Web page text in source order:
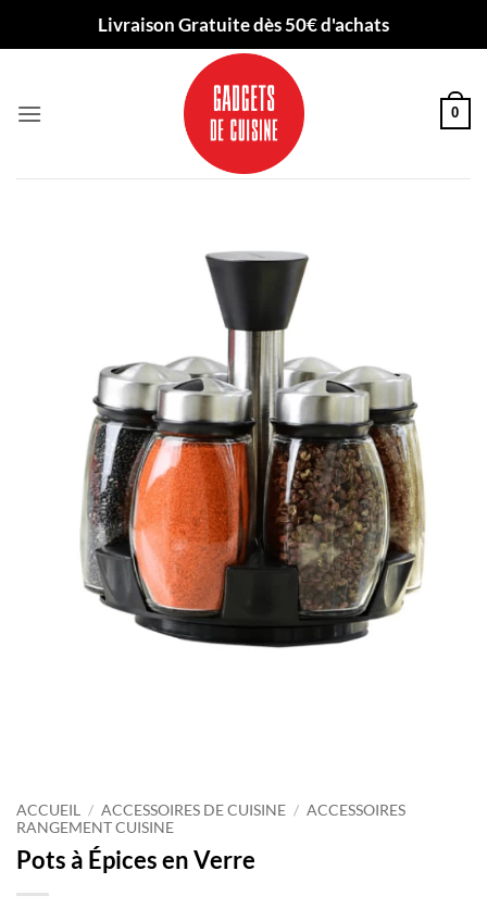
Livraison Gratuite dès 50€ d'achats
0
ACCUEIL / ACCESSOIRES DE CUISINE / ACCESSOIRES
RANGEMENT CUISINE
Pots à Épices en Verre